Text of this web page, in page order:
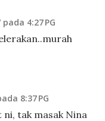
4:27 PG
8:37 PG
ni, tak masak Nina